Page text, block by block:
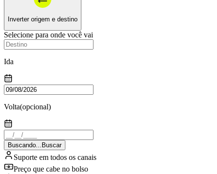
Inverter origem e destino
Selecione para onde você vai
Ida
Volta(opcional)
Buscando... Buscar
Suporte em todos os canais
Preço que cabe no bolso